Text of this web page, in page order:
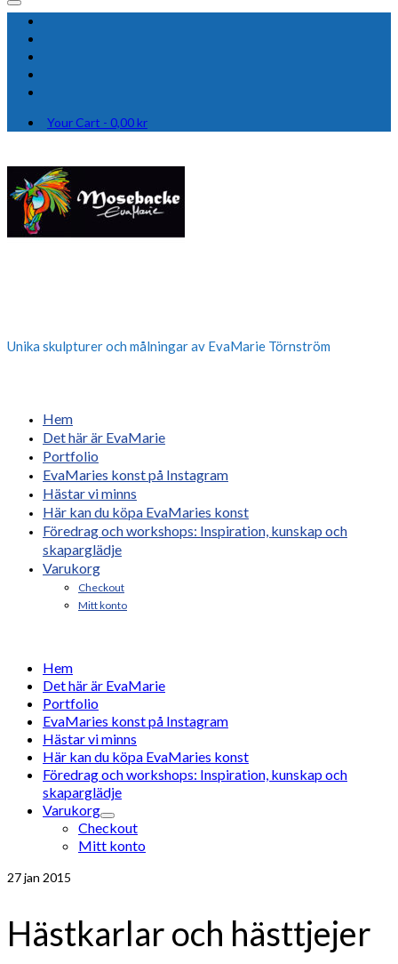
Your Cart - 0,00kr
Unika skulpturer och målningar av EvaMarie Törnström
Hem
Det här är EvaMarie
Portfolio
EvaMaries konst på Instagram
Hästar vi minns
Här kan du köpa EvaMaries konst
Föredrag och workshops: Inspiration, kunskap och
skaparglädje
Varukorg
Checkout
Mitt konto
Hem
Det här är EvaMarie
Portfolio
EvaMaries konst på Instagram
Hästar vi minns
Här kan du köpa EvaMaries konst
Föredrag och workshops: Inspiration, kunskap och
skaparglädje
Varukorg
Checkout
Mitt konto
27jan 2015
Hästkarlar och hästtjejer